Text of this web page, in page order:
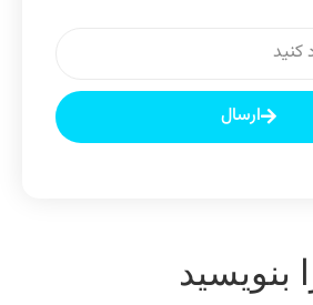
ارسال